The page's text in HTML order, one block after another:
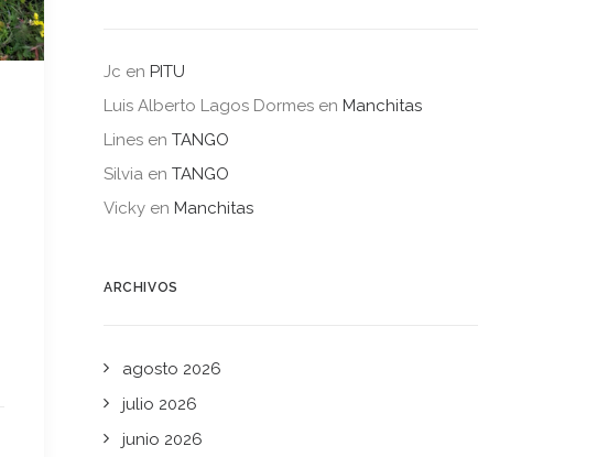
Jc en PITU
Luis Alberto Lagos Dormes en Manchitas
Lines en TANGO
Silvia en TANGO
Vicky en Manchitas
ARCHIVOS
agosto 2026
julio 2026
junio 2026